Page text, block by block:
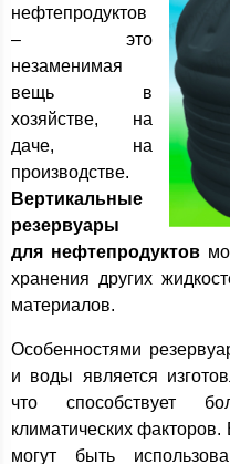
нефтепродуктов
– это
незаменимая
вещь в
хозяйстве, на
даче, на
производстве.
Вертикальные
резервуары
для нефтепродуктов
хранения других
материалов.
Особенностями
и воды является
что способствует
климатических
могут быть